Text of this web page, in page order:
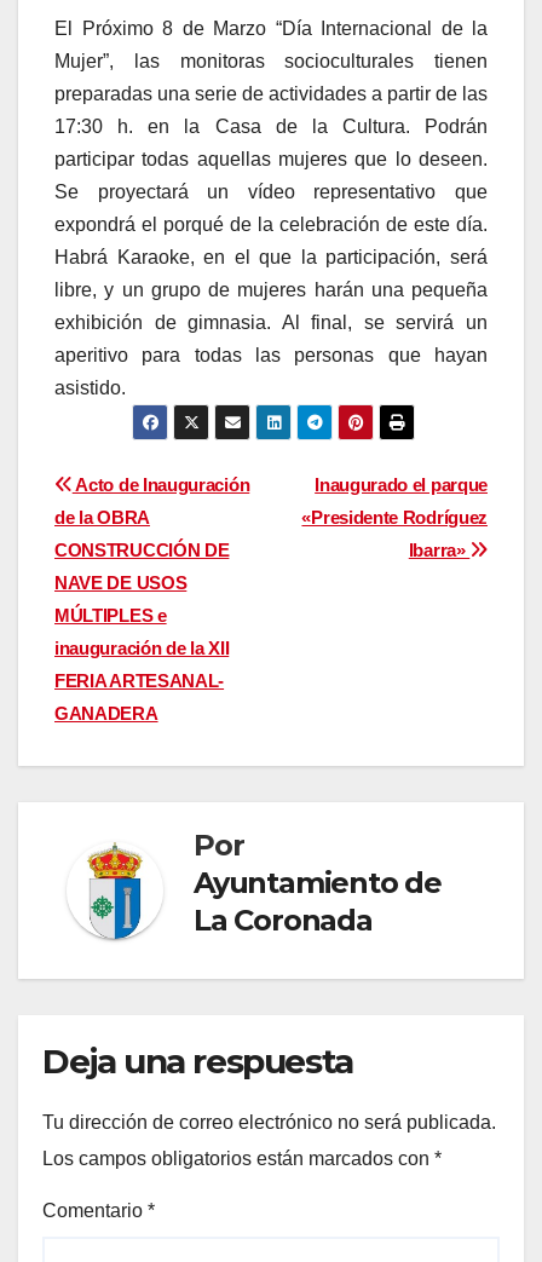
El Próximo 8 de Marzo “Día Internacional de la
Mujer”, las monitoras socioculturales tienen
preparadas una serie de actividades a partir de las
17:30 h. en la Casa de la Cultura. Podrán
participar todas aquellas mujeres que lo deseen.
Se proyectará un vídeo representativo que
expondrá el porqué de la celebración de este día.
Habrá Karaoke, en el que la participación, será
libre, y un grupo de mujeres harán una pequeña
exhibición de gimnasia. Al final, se servirá un
aperitivo para todas las personas que hayan
asistido.
Navegación
de
entradas
Inaugurado el parque
«Presidente Rodríguez
Ibarra»
Acto de Inauguración
de la OBRA
CONSTRUCCIÓN DE
NAVE DE USOS
MÚLTIPLES e
inauguración de la XII
FERIA ARTESANAL-
GANADERA
Por
Ayuntamiento de
La Coronada
Deja una respuesta
Tu dirección de correo electrónico no será publicada.
Los campos obligatorios están marcados con *
Comentario *